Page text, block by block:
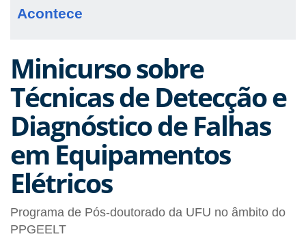
Acontece
Minicurso sobre
Técnicas de Detecção e
Diagnóstico de Falhas
em Equipamentos
Elétricos
Programa de Pós-doutorado da UFU no âmbito do
PPGEELT